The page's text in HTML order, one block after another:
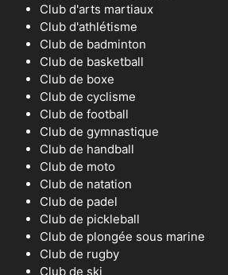
Club d'arts martiaux
Club d'athlétisme
Club de badminton
Club de basketball
Club de boxe
Club de cyclisme
Club de football
Club de gymnastique
Club de handball
Club de moto
Club de natation
Club de padel
Club de pickleball
Club de plongée sous marine
Club de rugby
Club de ski